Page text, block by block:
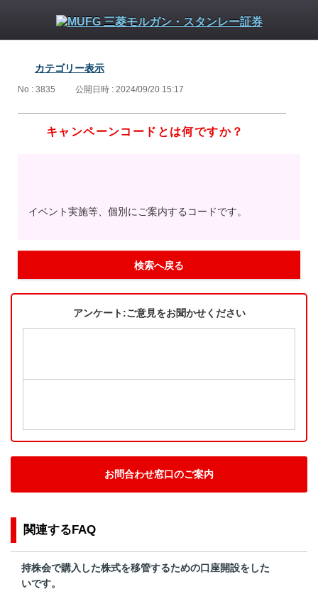
カテゴリー表示
No : 3835 公開日時 : 2024/09/20 15:17
キャンペーンコードとは何ですか？
イベント実施等、個別にご案内するコードです。
検索へ戻る
アンケート:ご意見をお聞かせください
お問合わせ窓口のご案内
関連するFAQ
持株会で購入した株式を移管するための口座開設をした
いです。